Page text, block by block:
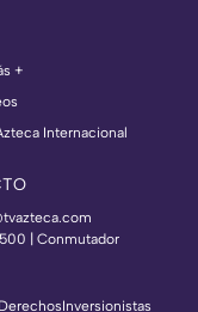
+
Internacional
| Conmutador
DerechosInversionistas